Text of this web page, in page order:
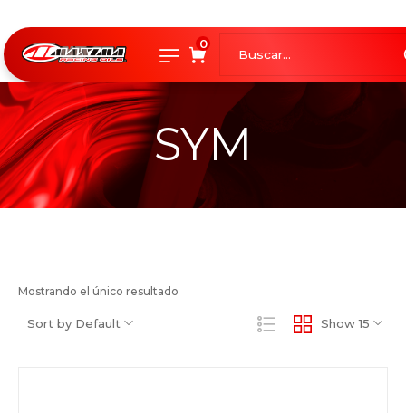
0
SYM
Mostrando el único resultado
Show 15
Sort by Default